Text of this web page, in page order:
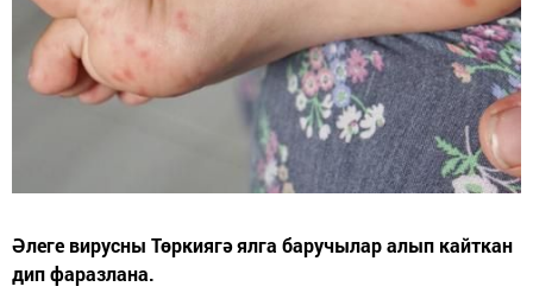
Әлеге вирусны Төркиягә ялга баручылар алып кайткан
дип фаразлана.